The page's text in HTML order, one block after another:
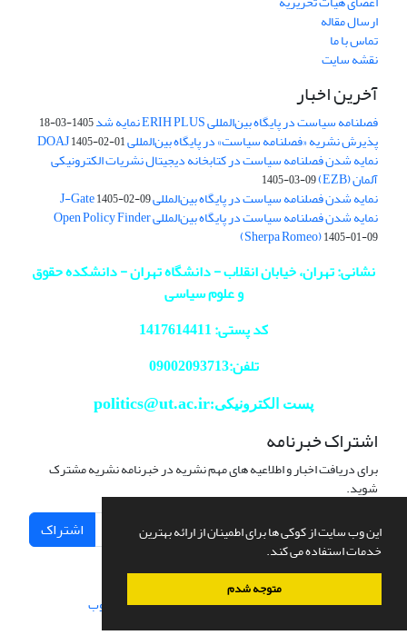
این وب سایت از کوکی ها برای اطمینان از ارائه بهترین
خدمات استفاده می کند.
متوجه شدم
ارسال مقاله
تماس با ما
نقشه سایت
آخرین اخبار
فصلنامه سیاست در پایگاه بین‌المللی ERIH PLUS نمایه شد 1405-03-18
پذیرش نشریه «فصلنامه سیاست» در پایگاه بین‌المللی DOAJ1405-02-01
نمایه شدن فصلنامه سیاست در کتابخانه دیجیتال نشریات الکترونیکی
آلمان (EZB) 1405-03-09
نمایه شدن فصلنامه سیاست در پایگاه بین‌المللی J-Gate1405-02-09
نمایه شدن فصلنامه سیاست در پایگاه بین‌المللی Open Policy Finder
(Sherpa Romeo)1405-01-09
نشانی: تهران، خیابان انقلاب - دانشگاه تهران - دانشکده حقوق
و علوم سیاسی
کد پستی: 1417614411
تلفن:09002093713
پست الکترونیکی:politics@ut.ac.ir
اشتراک خبرنامه
برای دریافت اخبار و اطلاعیه های مهم نشریه در خبرنامه نشریه مشترک
شوید.
اشتراک
سامانه مدیریت نشریات علمی.طراحی و پیاده سازی از سیناوب